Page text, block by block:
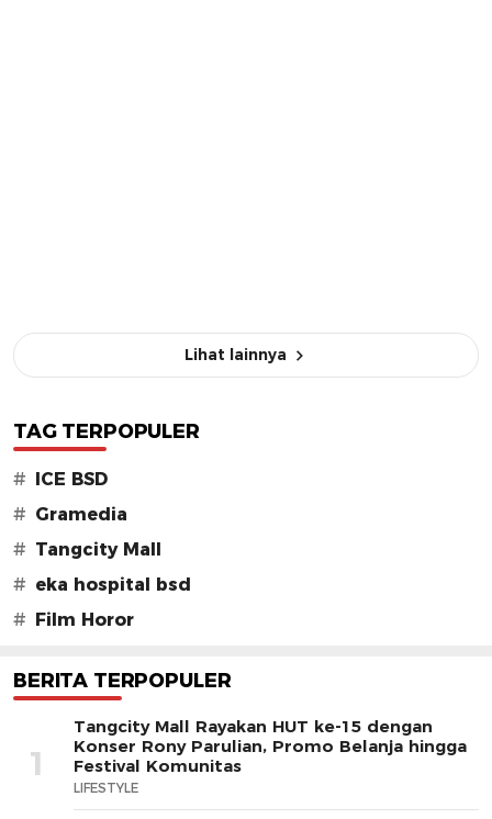
Lihat lainnya
TAG TERPOPULER
#
ICE BSD
# Gramedia
# Tangcity Mall
# eka hospital bsd
#
Film Horor
BERITA TERPOPULER
1
Tangcity Mall Rayakan HUT ke-15 dengan
Konser Rony Parulian, Promo Belanja hingga
Festival Komunitas
LIFESTYLE